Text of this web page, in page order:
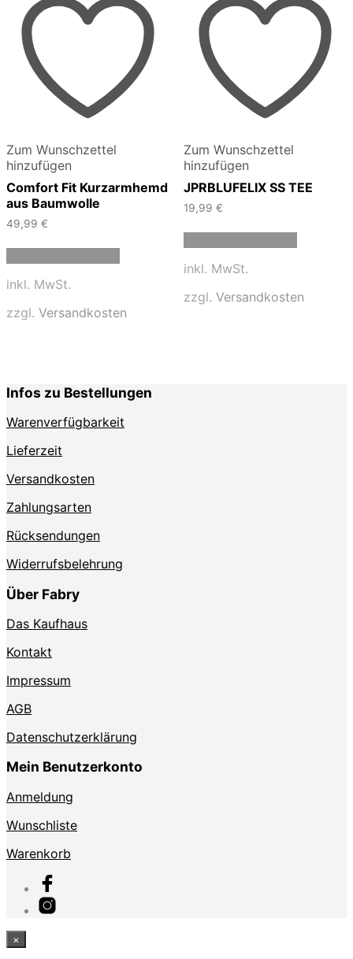
Zum Wunschzettel
hinzufügen
Comfort Fit Kurzarmhemd
aus Baumwolle
49,99 €
auf.
der
Produktseite
gewählt
inkl. MwSt.
zzgl. Versandkosten
Zum Wunschzettel
hinzufügen
JPRBLUFELIX SS TEE
19,99 €
auf.
inkl. MwSt.
zzgl. Versandkosten
Infos zu Bestellungen
Warenverfügbarkeit
Lieferzeit
Versandkosten
Zahlungsarten
Rücksendungen
Widerrufsbelehrung
Über Fabry
Das Kaufhaus
Kontakt
Impressum
AGB
Datenschutzerklärung
Mein Benutzerkonto
Anmeldung
Wunschliste
Warenkorb
×